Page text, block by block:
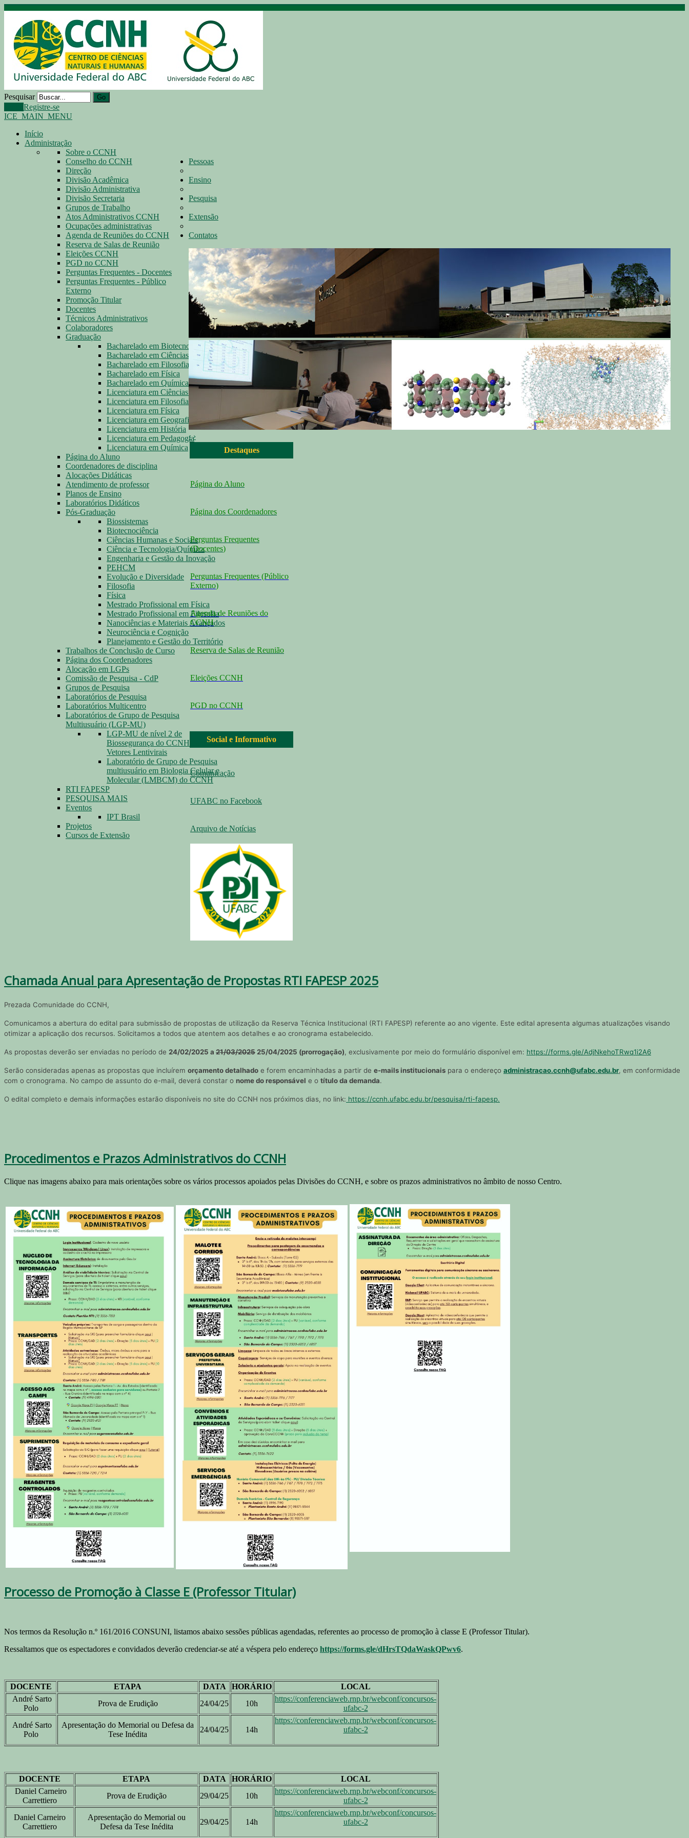
Pesquisar Go
Registre-se
ICE_MAIN_MENU
Início
Administração
Sobre o CCNH
Conselho do CCNH
Direção
Divisão Acadêmica
Divisão Administrativa
Divisão Secretaria
Grupos de Trabalho
Atos Administrativos CCNH
Ocupações administrativas
Agenda de Reuniões do CCNH
Reserva de Salas de Reunião
Eleições CCNH
PGD no CCNH
Perguntas Frequentes - Docentes
Perguntas Frequentes - Público
Externo
Promoção Titular
Pessoas
Docentes
Técnicos Administrativos
Colaboradores
Ensino
Graduação
Bacharelado em Biotecnologia
Bacharelado em Ciências Biológicas
Bacharelado em Filosofia
Bacharelado em Física
Bacharelado em Química
Licenciatura em Ciências Biológicas
Licenciatura em Filosofia
Licenciatura em Física
Licenciatura em Geografia
Licenciatura em História
Licenciatura em Pedagogia
Licenciatura em Química
Página do Aluno
Coordenadores de disciplina
Alocações Didáticas
Atendimento de professor
Planos de Ensino
Laboratórios Didáticos
Pós-Graduação
Biossistemas
Biotecnociência
Ciências Humanas e Sociais
Ciência e Tecnologia/Química
Engenharia e Gestão da Inovação
PEHCM
Evolução e Diversidade
Filosofia
Física
Mestrado Profissional em Física
Mestrado Profissional em Filosofia
Nanociências e Materiais Avançados
Neurociência e Cognição
Planejamento e Gestão do Território
Trabalhos de Conclusão de Curso
Página dos Coordenadores
Pesquisa
Alocação em LGPs
Comissão de Pesquisa - CdP
Grupos de Pesquisa
Laboratórios de Pesquisa
Laboratórios Multicentro
Laboratórios de Grupo de Pesquisa
Multiusuário (LGP-MU)
LGP-MU de nível 2 de
Biossegurança do CCNH para
Vetores Lentivirais
Laboratório de Grupo de Pesquisa
multiusuário em Biologia Celular e
Molecular (LMBCM) do CCNH
RTI FAPESP
PESQUISA MAIS
Extensão
Eventos
IPT Brasil
Projetos
Cursos de Extensão
Contatos
‹ ›
Destaques
Página do Aluno
Página dos Coordenadores
Perguntas Frequentes
(Docentes)
Perguntas Frequentes (Público
Externo)
Agenda de Reuniões do
CCNH
Reserva de Salas de Reunião
Eleições CCNH
PGD no CCNH
Social e Informativo
Comunicação
UFABC no Facebook
Arquivo de Notícias
Chamada Anual para Apresentação de Propostas RTI FAPESP 2025
Prezada Comunidade do CCNH,
Comunicamos a abertura do edital para submissão de propostas de utilização da Reserva Técnica Institucional (RTI FAPESP) referente ao ano vigente. Este edital apresenta algumas atualizações visando
otimizar a aplicação dos recursos. Solicitamos a todos que atentem aos detalhes e ao cronograma estabelecido.
As propostas deverão ser enviadas no período de 24/02/2025 a 21/03/2025 25/04/2025 (prorrogação), exclusivamente por meio do formulário disponível em: https://forms.gle/AdjNkehoTRwq1i2A6
Serão consideradas apenas as propostas que incluírem orçamento detalhado e forem encaminhadas a partir de e-mails institucionais para o endereço administracao.ccnh@ufabc.edu.br, em conformidade
com o cronograma. No campo de assunto do e-mail, deverá constar o nome do responsável e o título da demanda.
O edital completo e demais informações estarão disponíveis no site do CCNH nos próximos dias, no link: https://ccnh.ufabc.edu.br/pesquisa/rti-fapesp.
Procedimentos e Prazos Administrativos do CCNH
Clique nas imagens abaixo para mais orientações sobre os vários processos apoiados pelas Divisões do CCNH, e sobre os prazos administrativos no âmbito de nosso Centro.
Processo de Promoção à Classe E (Professor Titular)
Nos termos da Resolução n.º 161/2016 CONSUNI, listamos abaixo sessões públicas agendadas, referentes ao processo de promoção à classe E (Professor Titular).
Ressaltamos que os espectadores e convidados deverão credenciar-se até a véspera pelo endereço https://forms.gle/dHrsTQdaWaskQPwv6.
DOCENTE ETAPA DATA HORÁRIO
LOCAL
André Sarto
Polo
Prova de Erudição 24/04/25 10h
https://conferenciaweb.rnp.br/webconf/concursos-
ufabc-2
André Sarto
Polo
Apresentação do Memorial ou Defesa da
Tese Inédita
24/04/25 14h
https://conferenciaweb.rnp.br/webconf/concursos-
ufabc-2
DOCENTE ETAPA DATA HORÁRIO
LOCAL
Daniel Carneiro
Carrettiero
Prova de Erudição 29/04/25 10h
https://conferenciaweb.rnp.br/webconf/concursos-
ufabc-2
Daniel Carneiro
Carrettiero
Apresentação do Memorial ou
Defesa da Tese Inédita
29/04/25 14h
https://conferenciaweb.rnp.br/webconf/concursos-
ufabc-2